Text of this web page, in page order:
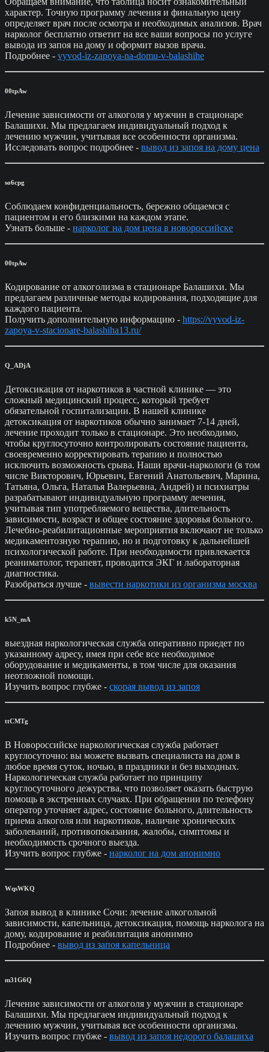
характер. Точную программу лечения и финальную цену
определяет врач после осмотра и необходимых анализов. Врач
нарколог бесплатно ответит на все ваши вопросы по услуге
вывода из запоя на дому и оформит вызов врача.
Подробнее - vyvod-iz-zapoya-na-domu-v-balashihe
00tpAw
Лечение зависимости от алкоголя у мужчин в стационаре
Балашихи. Мы предлагаем индивидуальный подход к
лечению мужчин, учитывая все особенности организма.
Исследовать вопрос подробнее - вывод из запоя на дому цена
so6cpg
Соблюдаем конфиденциальность, бережно общаемся с
пациентом и его близкими на каждом этапе.
Узнать больше - нарколог на дом цена в новороссийске
00tpAw
Кодирование от алкоголизма в стационаре Балашихи. Мы
предлагаем различные методы кодирования, подходящие для
каждого пациента.
Получить дополнительную информацию - https://vyvod-iz-
zapoya-v-stacionare-balashiha13.ru/
Q_ADjA
Детоксикация от наркотиков в частной клинике — это
сложный медицинский процесс, который требует
обязательной госпитализации. В нашей клинике
детоксикация от наркотиков обычно занимает 7-14 дней,
лечение проходит только в стационаре. Это необходимо,
чтобы круглосуточно контролировать состояние пациента,
своевременно корректировать терапию и полностью
исключить возможность срыва. Наши врачи-наркологи (в том
числе Викторович, Юрьевич, Евгений Анатольевич, Марина,
Татьяна, Ольга, Наталья Валерьевна, Андрей) и психиатры
разрабатывают индивидуальную программу лечения,
учитывая тип употребляемого вещества, длительность
зависимости, возраст и общее состояние здоровья больного.
Лечебно-реабилитационные мероприятия включают не только
медикаментозную терапию, но и подготовку к дальнейшей
психологической работе. При необходимости привлекается
реаниматолог, терапевт, проводится ЭКГ и лабораторная
диагностика.
Разобраться лучше - вывести наркотики из организма москва
k5N_mA
выездная наркологическая служба оперативно приедет по
указанному адресу, имея при себе все необходимое
оборудование и медикаменты, в том числе для оказания
неотложной помощи.
Изучить вопрос глубже - скорая вывод из запоя
ttCMTg
В Новороссийске наркологическая служба работает
круглосуточно: вы можете вызвать специалиста на дом в
любое время суток, ночью, в праздники и без выходных.
Наркологическая служба работает по принципу
круглосуточного дежурства, что позволяет оказать быструю
помощь в экстренных случаях. При обращении по телефону
оператор уточняет адрес, состояние больного, длительность
приема алкоголя или наркотиков, наличие хронических
заболеваний, противопоказания, жалобы, симптомы и
необходимость срочного выезда.
Изучить вопрос глубже - нарколог на дом анонимно
WqsWKQ
Запоя вывод в клинике Сочи: лечение алкогольной
зависимости, капельница, детоксикация, помощь нарколога на
дому, кодирование и реабилитация анонимно
Подробнее - вывод из запоя капельница
m31G6Q
Лечение зависимости от алкоголя у мужчин в стационаре
Балашихи. Мы предлагаем индивидуальный подход к
лечению мужчин, учитывая все особенности организма.
Изучить вопрос глубже - вывод из запоя недорого балашиха